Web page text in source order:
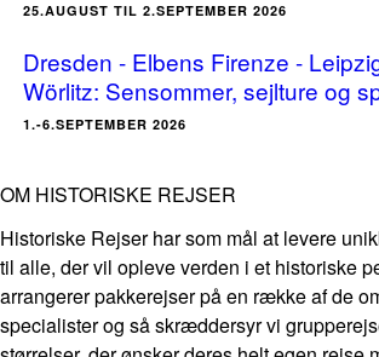
25.AUGUST TIL 2.SEPTEMBER 2026
Dresden - Elbens Firenze -
Wörlitz: Sensommer, sejlture og
1.-6.SEPTEMBER 2026
OM HISTORISKE REJSER
Historiske Rejser har som mål at levere
til alle, der vil opleve verden i et historiske
arrangerer pakkerejser på en række af de
specialister og så skræddersyr vi